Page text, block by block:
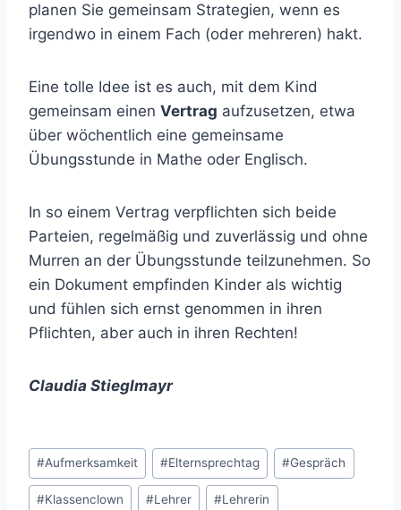
planen Sie gemeinsam Strategien, wenn es
irgendwo in einem Fach (oder mehreren) hakt.
Eine tolle Idee ist es auch, mit dem Kind
gemeinsam einen Vertrag aufzusetzen, etwa
über wöchentlich eine gemeinsame
Übungsstunde in Mathe oder Englisch.
In so einem Vertrag verpflichten sich beide
Parteien, regelmäßig und zuverlässig und ohne
Murren an der Übungsstunde teilzunehmen. So
ein Dokument empfinden Kinder als wichtig
und fühlen sich ernst genommen in ihren
Pflichten, aber auch in ihren Rechten!
Claudia Stieglmayr
Schlagworte:
#Aufmerksamkeit #Elternsprechtag #Gespräch
#Klassenclown #Lehrer #Lehrerin